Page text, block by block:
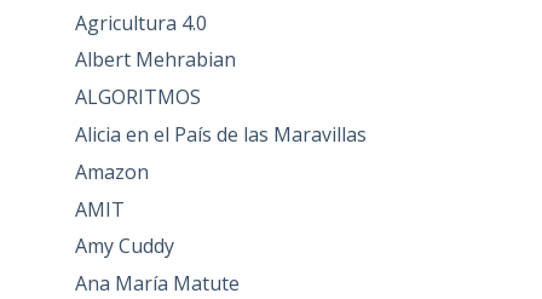
Agricultura 4.0
Albert Mehrabian
ALGORITMOS
Alicia en el País de las Maravillas
Amazon
AMIT
Amy Cuddy
Ana María Matute